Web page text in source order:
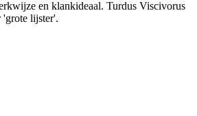
en klankideaal. Turdus Viscivorus
'grote lijster'.